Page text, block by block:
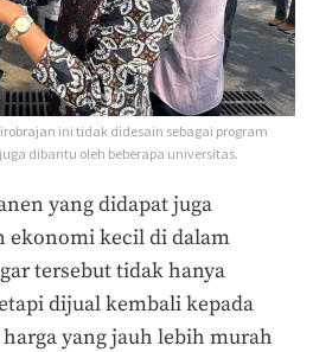
ini tidak didesain sebagai program
dibantu oleh beberapa universitas.
yang didapat juga
ekonomi kecil di dalam
tersebut tidak hanya
dijual kembali kepada
yang jauh lebih murah